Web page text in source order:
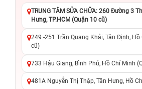
TRUNG TÂM SỬA CHỮA: 260 Đường 3
Hưng, TP.HCM (Quận 10 cũ)
249 -251 Trần Quang Khải, Tân Định, Hồ
cũ)
733 Hậu Giang, Bình Phú, Hồ Chí Minh
481A Nguyễn Thị Thập, Tân Hưng, Hồ